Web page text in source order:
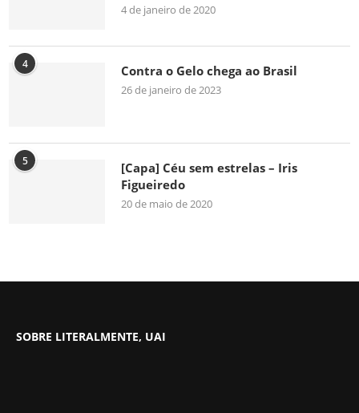
4 de janeiro de 2020
4 Contra o Gelo chega ao Brasil
26 de janeiro de 2023
5
[Capa] Céu sem estrelas – Iris
Figueiredo
20 de maio de 2020
SOBRE LITERALMENTE, UAI